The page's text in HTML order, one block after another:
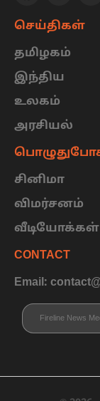
செய்திகள்
தமிழகம்
இந்திய
உலகம்
அரசியல்
சினிமா
விமர்சனம்
வீடியோக்கள்
CONTACT
Email:
Fireline News